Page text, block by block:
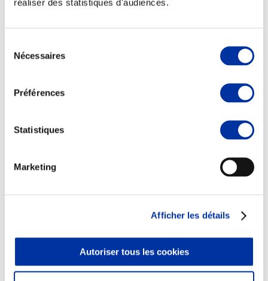
réaliser des statistiques d'audiences.
Nécessaires
Préférences
Statistiques
Marketing
Afficher les détails
Autoriser tous les cookies